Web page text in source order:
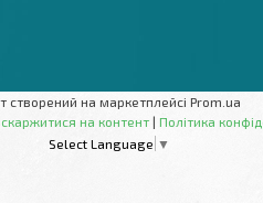
створений на маркетплейсі Prom.ua
на контент | Політика
Select Language ▼